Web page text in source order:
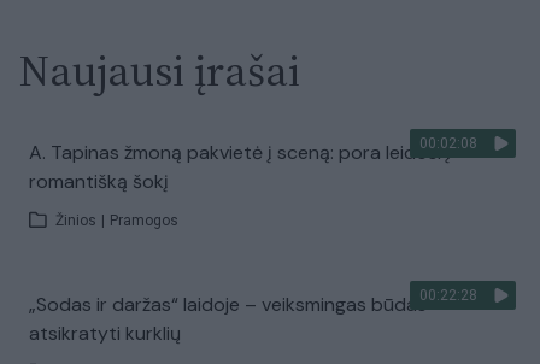
Naujausi įrašai
00:02:08
A. Tapinas žmoną pakvietė į sceną: pora leidosi į
romantišką šokį
Žinios Pramogos
00:22:28
„Sodas ir daržas“ laidoje – veiksmingas būdas
atsikratyti kurklių